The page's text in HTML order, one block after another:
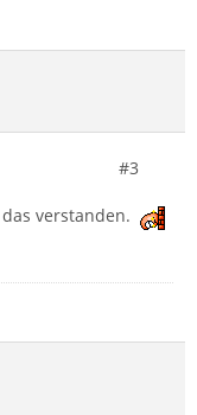
#3
verstanden.